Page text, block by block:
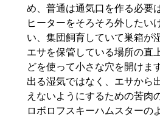
め、普通は通気口を作る必要
ヒーターをそろそろ外したい
い、集団飼育していて巣箱が
エサを保管している場所の直
どを使って小さな穴を開けま
出る湿気ではなく、エサから
えないようにするための苦肉
ロボロフスキーハムスターの